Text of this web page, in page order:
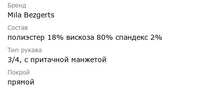
Бренд
Mila Bezgerts
Состав
полиэстер 18% вискоза 80% спандекс 2%
Тип рукава
3/4, с притачной манжетой
Покрой
прямой